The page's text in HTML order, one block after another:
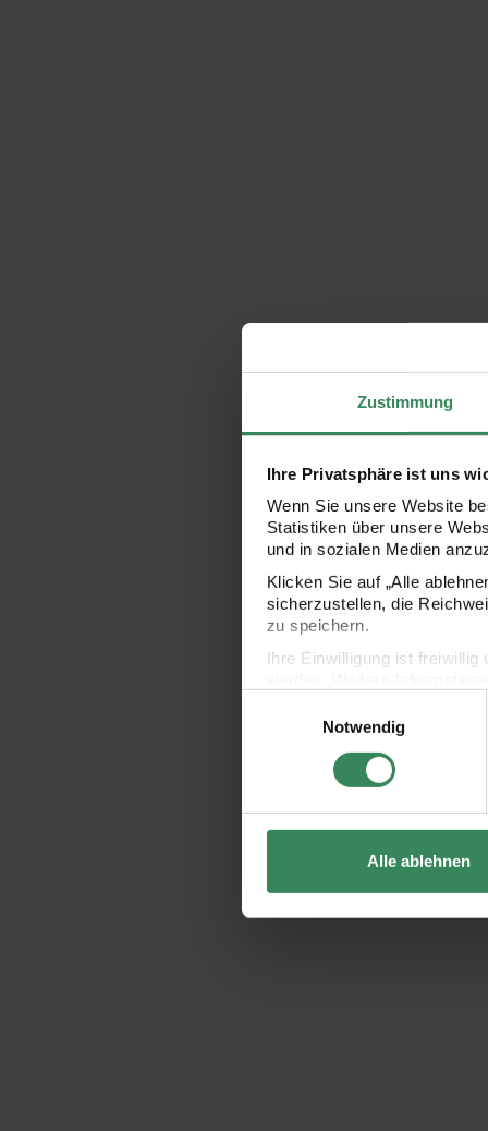
Zustimmung
Ihre Privatsphäre ist uns
Wenn Sie unsere Website
Statistiken über unsere
und in sozialen Medien
Klicken Sie auf „Alle
sicherzustellen, die
zu speichern.
Ihre Einwilligung ist freiwillig
Impressum
Datenschutz
Notwendig
Alle ablehnen